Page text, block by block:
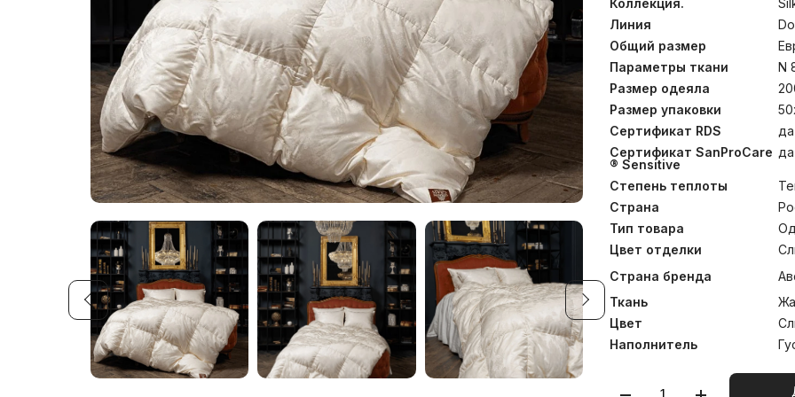
Эксклюзивные ткани
в Европе –
лимитированном
пуходержащий
высочайшим уровнем
работы предназначены
года. Каждая кассета
белым пухом вручную.Для
свойств, изделия
Ozone Pure 360 Grass.
коллекции требуют
рекомендуем их
изделий.
Коллекция.
Линия
Общий размер
Параметры ткани
N
Размер одеяла
Размер упаковки
Сертификат RDS
да
Сертификат SanProCare
® Sensitive
да
Степень теплоты
Страна
Тип товара
Цвет отделки
Страна бренда
Ткань
Цвет
Наполнитель